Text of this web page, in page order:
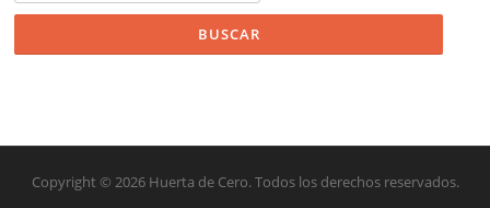
Copyright © 2026 Huerta de Cero. Todos los derechos reservados.